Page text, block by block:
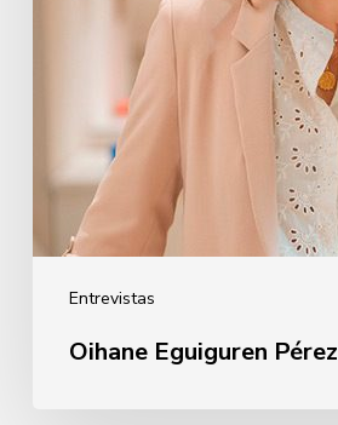
Entrevistas
Oihane Eguiguren Pérez